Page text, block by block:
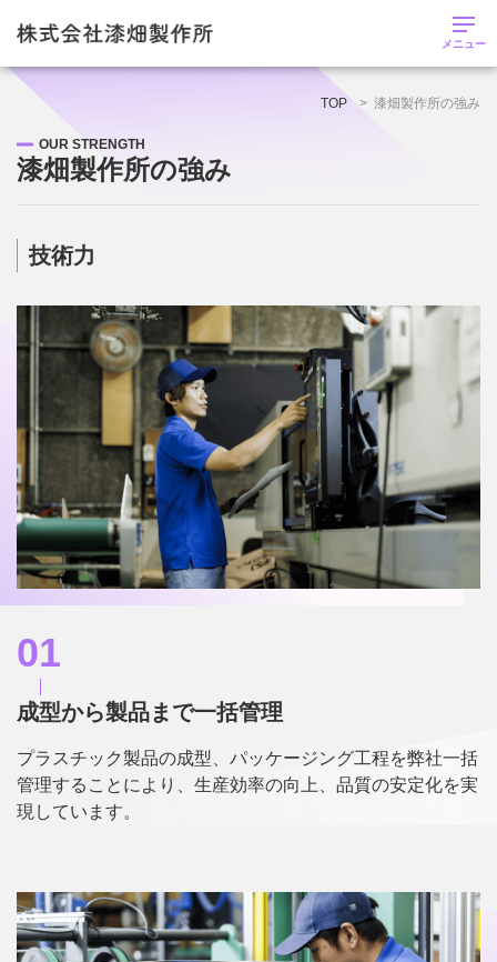
メニュー
株式会社漆畑製作所トップページ
お知らせ
業務内容・工場設備
採用情報
募集要項
採用情報
TOP 漆畑製作所の強み
OUR STRENGTH
漆畑製作所の強み
技術力
01
成型から製品まで一括管理
プラスチック製品の成型、パッケージング工程を弊社一括
管理することにより、生産効率の向上、品質の安定化を実
現しています。